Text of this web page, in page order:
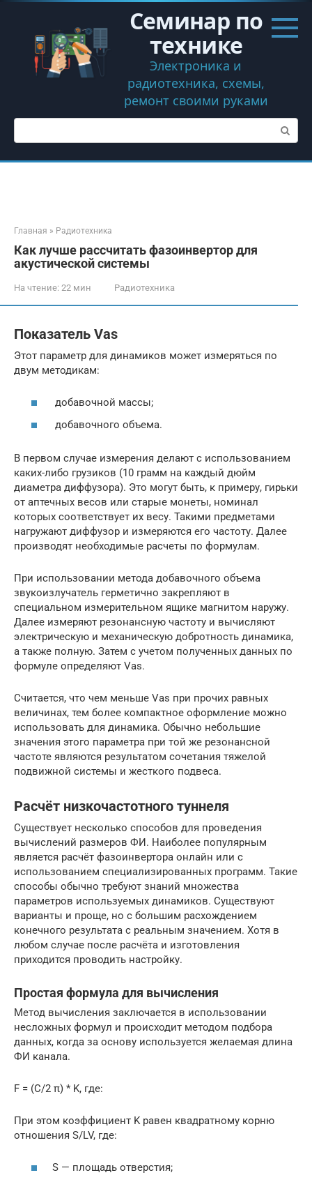
Перейти
контенту
Семинар по
технике
Электроника и
радиотехника, схемы,
ремонт своими руками
Поиск:
Главная » Радиотехника
Как лучше рассчитать фазоинвертор для
акустической системы
На чтение: 22 мин Радиотехника
Показатель Vas
Этот параметр для динамиков может измеряться по
двум методикам:
добавочной массы;
добавочного объема.
В первом случае измерения делают с использованием
каких-либо грузиков (10 грамм на каждый дюйм
диаметра диффузора). Это могут быть, к примеру, гирьки
от аптечных весов или старые монеты, номинал
которых соответствует их весу. Такими предметами
нагружают диффузор и измеряются его частоту. Далее
производят необходимые расчеты по формулам.
При использовании метода добавочного объема
звукоизлучатель герметично закрепляют в
специальном измерительном ящике магнитом наружу.
Далее измеряют резонансную частоту и вычисляют
электрическую и механическую добротность динамика,
а также полную. Затем с учетом полученных данных по
формуле определяют Vas.
Считается, что чем меньше Vas при прочих равных
величинах, тем более компактное оформление можно
использовать для динамика. Обычно небольшие
значения этого параметра при той же резонансной
частоте являются результатом сочетания тяжелой
подвижной системы и жесткого подвеса.
Расчёт низкочастотного туннеля
Существует несколько способов для проведения
вычислений размеров ФИ. Наиболее популярным
является расчёт фазоинвертора онлайн или с
использованием специализированных программ. Такие
способы обычно требуют знаний множества
параметров используемых динамиков. Существуют
варианты и проще, но с большим расхождением
конечного результата с реальным значением. Хотя в
любом случае после расчёта и изготовления
приходится проводить настройку.
Простая формула для вычисления
Метод вычисления заключается в использовании
несложных формул и происходит методом подбора
данных, когда за основу используется желаемая длина
ФИ канала.
F = (C/2 π) * K, где:
При этом коэффициент K равен квадратному корню
отношения S/LV, где:
S — площадь отверстия;